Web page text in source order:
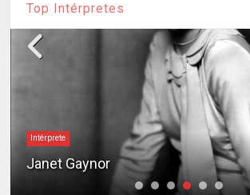
Top Intérpretes
Intérprete
Janet Gaynor